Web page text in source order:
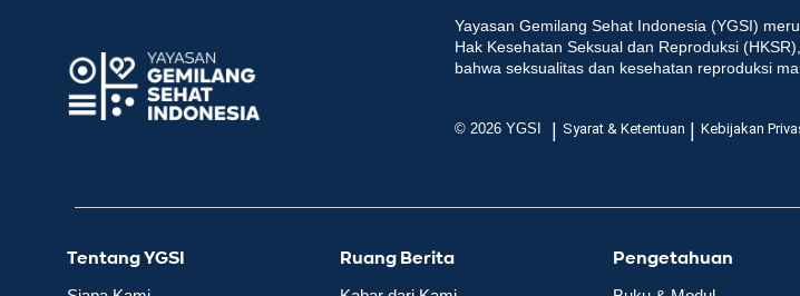
Yayasan Gemilang Sehat Indonesia (YGSI)
Hak Kesehatan Seksual dan Reproduksi
bahwa seksualitas dan kesehatan reproduksi
© 2026 YGSI |Syarat & Ketentuan |Kebijakan
Tentang YGSI Ruang Berita Pengetahuan